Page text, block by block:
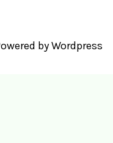
by Wordpress